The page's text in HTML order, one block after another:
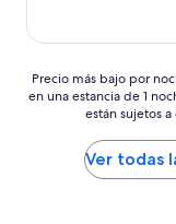
Precio
más
encontrado
Precio más bajo por
en una estancia de 1
están sujetos
Ver todas